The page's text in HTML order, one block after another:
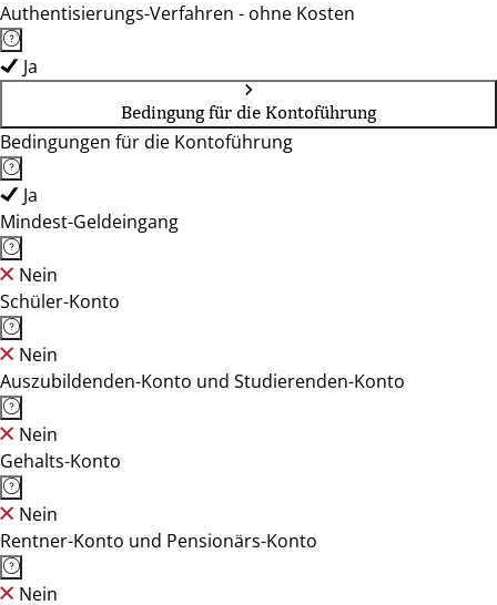
Authentisierungs-Verfahren - ohne Kosten
Ja
Bedingung für die Kontoführung
Bedingungen für die Kontoführung
Ja
Mindest-Geldeingang
Nein
Schüler-Konto
Nein
Auszubildenden-Konto und Studierenden-Konto
Nein
Gehalts-Konto
Nein
Rentner-Konto und Pensionärs-Konto
Nein